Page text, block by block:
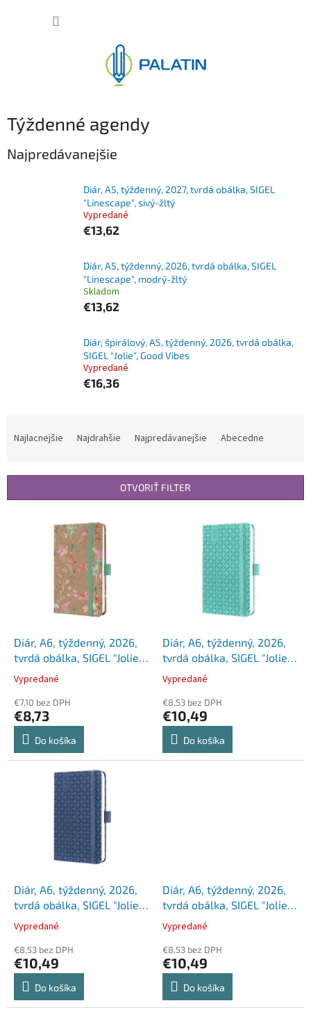
Týždenné agendy
Najpredávanejšie
Diár, A5, týždenný, 2027, tvrdá obálka, SIGEL
"Linescape", sivý-žltý
Vypredané
€13,62
Diár, A5, týždenný, 2026, tvrdá obálka, SIGEL
"Linescape", modrý-žltý
Skladom
€13,62
Diár, špirálový, A5, týždenný, 2026, tvrdá obálka,
SIGEL "Jolie", Good Vibes
Vypredané
€16,36
i
Najlacnejšie Najdrahšie Najpredávanejšie Abecedne
OTVORIŤ FILTER
Diár, A6, týždenný, 2026,
tvrdá obálka, SIGEL "Jolie",
Green Floral Serenity
Vypredané
€7,10 bez DPH
€8,73
Do košíka
Diár, A6, týždenný, 2026,
tvrdá obálka, SIGEL "Jolie",
aqua zelený
Vypredané
€8,53 bez DPH
€10,49
Do košíka
Diár, A6, týždenný, 2026,
tvrdá obálka, SIGEL "Jolie",
indigo modrý
Vypredané
€8,53 bez DPH
€10,49
Do košíka
Diár, A6, týždenný, 2026,
tvrdá obálka, SIGEL "Jolie",
mätovo zelený
Vypredané
€8,53 bez DPH
€10,49
Do košíka